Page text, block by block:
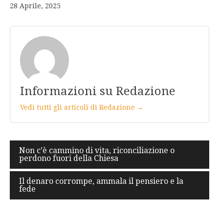
28 Aprile, 2025
Informazioni su Redazione
Vedi tutti gli articoli di Redazione →
Navigazione
articoli
Non c’è cammino di vita, riconciliazione o
perdono fuori della Chiesa
Il denaro corrompe, ammala il pensiero e la
fede